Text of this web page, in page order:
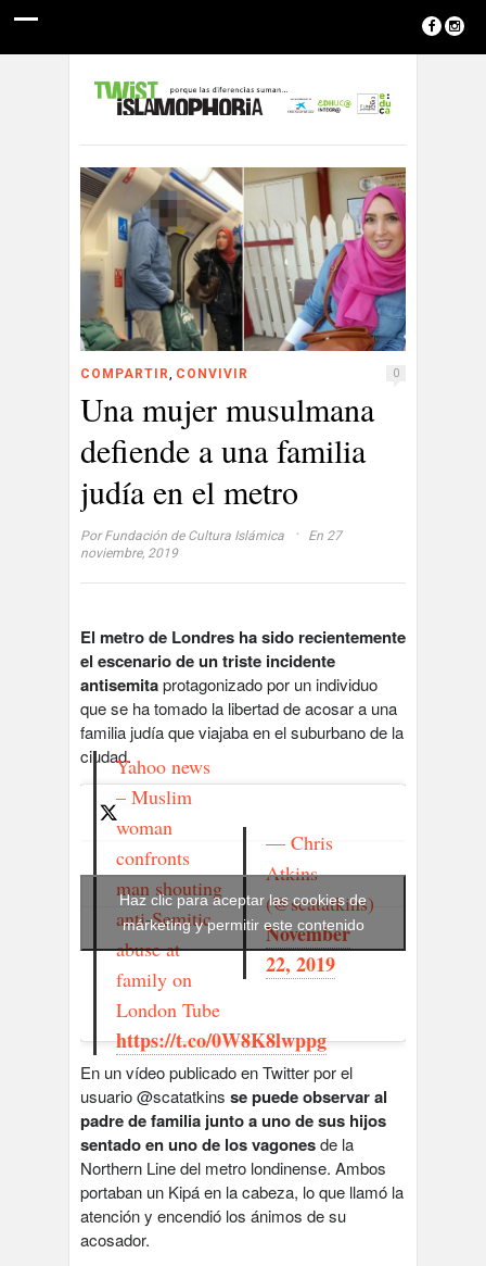
COMPARTIR, CONVIVIR 0
Una mujer musulmana
defiende a una familia
judía en el metro
Por Fundación de Cultura Islámica ·
En 27
noviembre, 2019
El metro de Londres ha sido recientemente
el escenario de un triste incidente
antisemitaprotagonizado por un individuo
que se ha tomado la libertad de acosar a una
familia judía que viajaba en el suburbano de la
ciudad.Yahoo news
– Muslim
woman
confronts
man shouting
anti-Semitic
abuse at
family on
London Tube
https://t.co/0W8K8lwppg
— Chris
Atkins
(@scatatkins)
November
22, 2019
Haz clic para aceptar las cookies de
márketing y permitir este contenido
En un vídeo publicado en Twitter por el
usuario @scatatkins se puede observar al
padre de familia junto a uno de sus hijos
sentado en uno de los vagonesde la
Northern Line del metro londinense. Ambos
portaban un Kipá en la cabeza, lo que llamó la
atención y encendió los ánimos de su
acosador.